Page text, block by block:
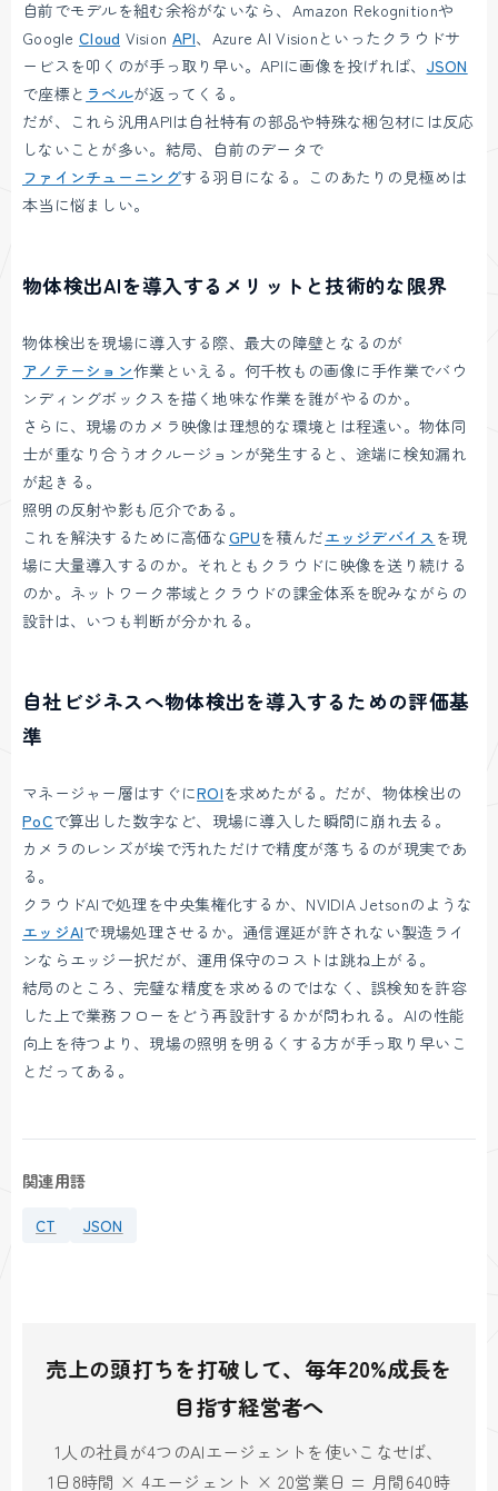
自前でモデルを組む余裕がないなら、Amazon Rekognitionや
Google Cloud Vision API、Azure AI Visionといったクラウドサ
ービスを叩くのが手っ取り早い。APIに画像を投げれば、 JSON
で座標と ラベルが返ってくる。
だが、これら汎用APIは自社特有の部品や特殊な梱包材には反応
しないことが多い。結局、自前のデータで
ファインチューニングする羽目になる。このあたりの見極めは
本当に悩ましい。
物体検出AIを導入するメリットと技術的な限界
物体検出を現場に導入する際、最大の障壁となるのが
アノテーション作業といえる。何千枚もの画像に手作業でバウ
ンディングボックスを描く地味な作業を誰がやるのか。
さらに、現場のカメラ映像は理想的な環境とは程遠い。物体同
士が重なり合うオクルージョンが発生すると、途端に検知漏れ
が起きる。
照明の反射や影も厄介である。
これを解決するために高価なGPUを積んだエッジデバイス を現
場に大量導入するのか。それともクラウドに映像を送り続ける
のか。ネットワーク帯域とクラウドの課金体系を睨みながらの
設計は、いつも判断が分かれる。
自社ビジネスへ物体検出を導入するための評価基
準
マネージャー層はすぐにROIを求めたがる。だが、物体検出の
PoCで算出した数字など、現場に導入した瞬間に崩れ去る。
カメラのレンズが埃で汚れただけで精度が落ちるのが現実であ
る。
クラウドAIで処理を中央集権化するか、NVIDIA Jetsonのような
エッジAIで現場処理させるか。通信遅延が許されない製造ライ
ンならエッジ一択だが、運用保守のコストは跳ね上がる。
結局のところ、完璧な精度を求めるのではなく、誤検知を許容
した上で業務フローをどう再設計するかが問われる。AIの性能
向上を待つより、現場の照明を明るくする方が手っ取り早いこ
とだってある。
関連用語
CT JSON
売上の頭打ちを打破して、毎年20%成長を
目指す経営者へ
1人の社員が4つのAIエージェントを使いこなせば、
1日8時間 × 4エージェント × 20営業日 = 月間640時